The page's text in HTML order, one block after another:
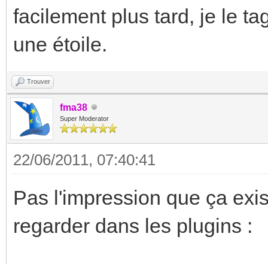
facilement plus tard, je le
une étoile.
Trouver
fma38
Super Moderator
22/06/2011, 07:40:41
Pas l'impression que ça
regarder dans les plugins :